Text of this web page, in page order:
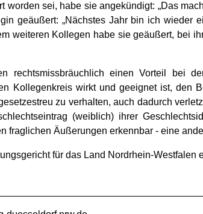
sei, habe sie angekündigt: „Das
geäußert: „Nächstes Jahr bin ich wieder
weiteren Kollegen habe sie geäußert, bei
einen Vorteil bei
Kollegenkreis wirkt und geeignet ist, den
zu verhalten, auch dadurch
(weiblich) ihrer
fraglichen Äußerungen erkennbar - eine
für das Land Nordrhein-Westfalen